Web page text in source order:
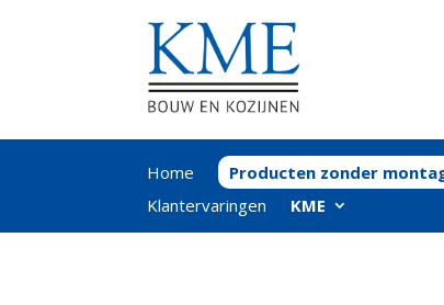
Home Producten zonder
Klantervaringen
KME